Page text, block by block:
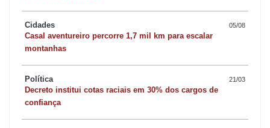
Cidades 05/08
Casal aventureiro percorre 1,7 mil km para escalar
montanhas
Política 21/03
Decreto institui cotas raciais em 30% dos cargos de
confiança